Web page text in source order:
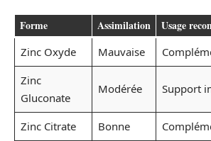
Forme Assimilation Usage
Zinc Oxyde Mauvaise
Zinc
Gluconate
Modérée Support
Zinc Citrate Bonne